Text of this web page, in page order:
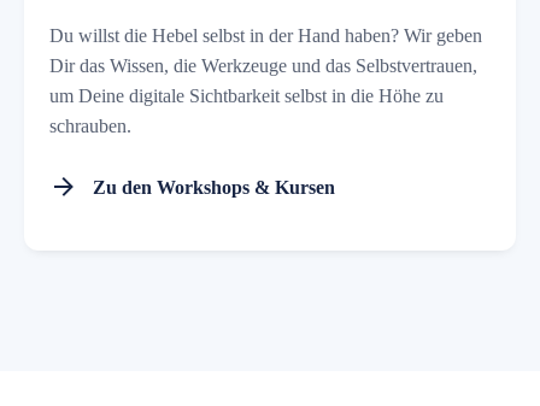
Du willst die Hebel selbst in der Hand haben? Wir geben
Dir das Wissen, die Werkzeuge und das Selbstvertrauen,
um Deine digitale Sichtbarkeit selbst in die Höhe zu
schrauben.
Zu den Workshops & Kursen